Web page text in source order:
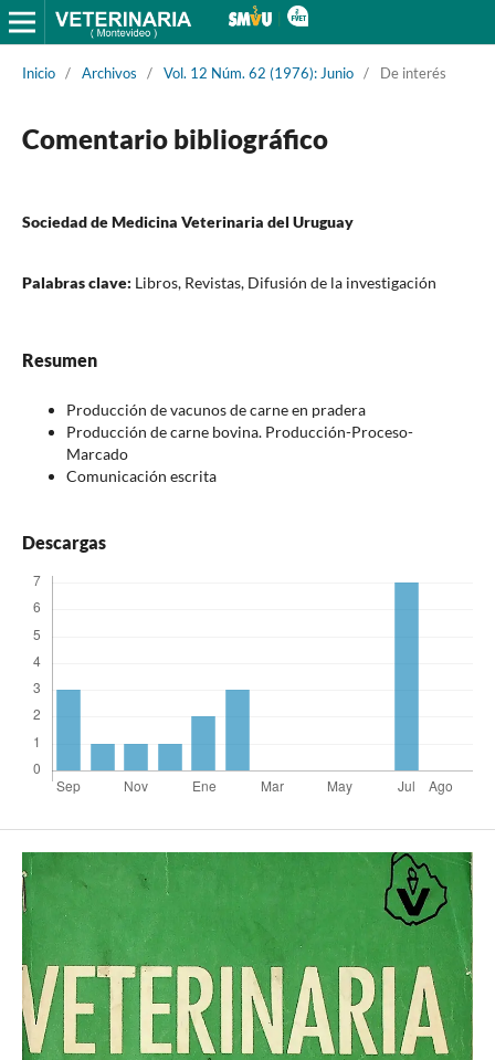
Inicio / Archivos / Vol. 12 Núm. 62 (1976): Junio / De interés
Comentario bibliográfico
Sociedad de Medicina Veterinaria del Uruguay
Palabras clave: Libros, Revistas, Difusión de la investigación
Resumen
Producción de vacunos de carne en pradera
Producción de carne bovina. Producción-Proceso-
Marcado
Comunicación escrita
Descargas